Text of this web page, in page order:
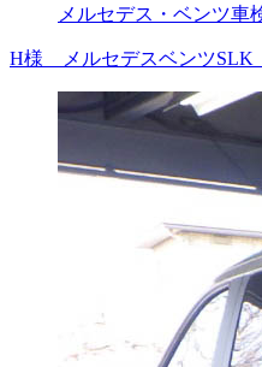
メルセデス・ベンツ車
H様 メルセデスベンツSLK